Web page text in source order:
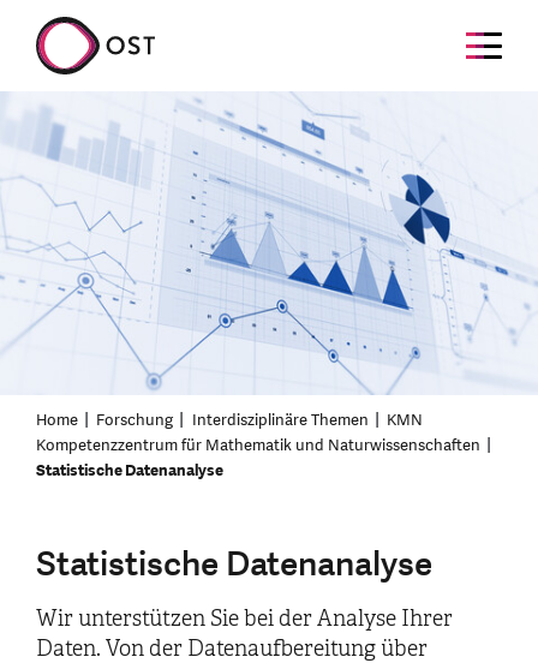
Home Forschung Interdisziplinäre Themen
KMN
Kompetenzzentrum für Mathematik und Naturwissenschaften
Statistische Datenanalyse
Statistische Datenanalyse
Wir unterstützen Sie bei der Analyse Ihrer
Daten. Von der Datenaufbereitung über